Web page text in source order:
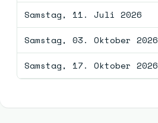
Samstag, 11. Juli 2026
Samstag, 03. Oktober 2026
Samstag, 17. Oktober 2026